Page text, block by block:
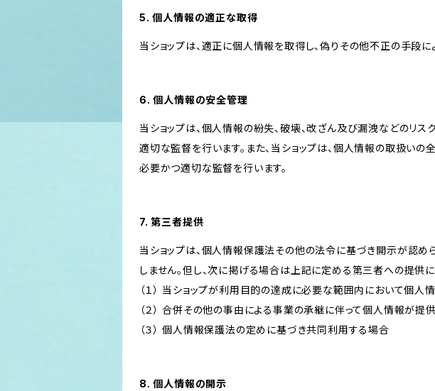
5. 個人情報の適正な取得
当ショップは、適正に個人情報を取得し、偽りその他不正の手段に
6. 個人情報の安全管理
当ショップは、個人情報の紛失、破壊、改ざん及び漏洩などのリ
適切な監督を行います。また、当ショップは、個人情報の取扱い
必要かつ適切な監督を行います。
7. 第三者提供
当ショップは、個人情報保護法その他の法令に基づき開示が認
しません。但し、次に掲げる場合は上記に定める第三者への提供に
（１） 当ショップが利用目的の達成に必要な範囲内において個
（２） 合併その他の事由による事業の承継に伴って個人情報が提
（３） 個人情報保護法の定めに基づき共同利用する場合
8. 個人情報の開示